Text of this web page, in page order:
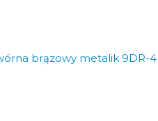
brązowy metalik 9DR-4